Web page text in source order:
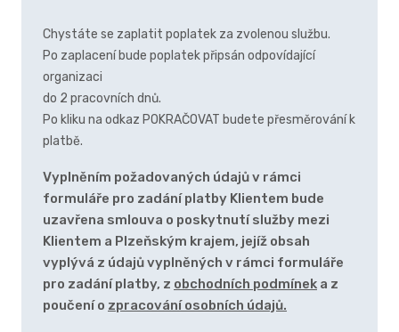
Chystáte se zaplatit poplatek za zvolenou službu.
Po zaplacení bude poplatek připsán odpovídající
organizaci
do 2 pracovních dnů.
Po kliku na odkaz POKRAČOVAT budete přesměrování k
platbě.
Vyplněním požadovaných údajů v rámci
formuláře pro zadání platby Klientem bude
uzavřena smlouva o poskytnutí služby mezi
Klientem a Plzeňským krajem, jejíž obsah
vyplývá z údajů vyplněných v rámci formuláře
pro zadání platby, z obchodních podmínek a z
poučení o zpracování osobních údajů.